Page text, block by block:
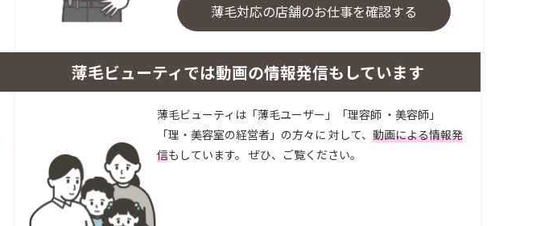
薄毛対応の店舗のお仕事を確認する
薄毛ビューティでは動画の情報発信もしています
薄毛ビューティは「薄毛ユーザー」「理容師 ・美容師」
「理・美容室の経営者」の方々に 対して、 動画による情報発
信もしています。 ぜひ、ご覧ください。